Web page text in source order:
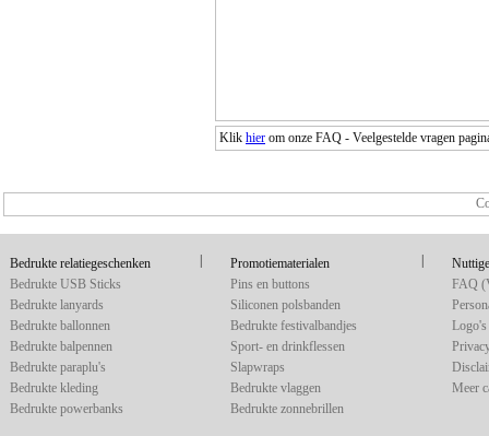
Klik hier om onze FAQ - Veelgestelde vragen
Bedrukte relatiegeschenken
Bedrukte USB Sticks
Bedrukte lanyards
Bedrukte ballonnen
Bedrukte balpennen
Bedrukte paraplu's
Bedrukte kleding
Bedrukte powerbanks
Promotiematerialen
Pins en buttons
Siliconen polsbanden
Bedrukte festivalbandjes
Sport- en drinkflessen
Slapwraps
Bedrukte vlaggen
Bedrukte zonnebrillen
FAQ
Logo's
Meer